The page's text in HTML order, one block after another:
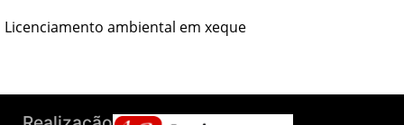
Licenciamento ambiental em xeque